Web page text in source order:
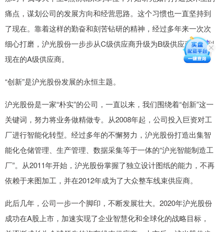
痛点，谋划公司的发展方向和经营思路。这个习惯也一直坚持到
了现在。靠着这样的勤奋和刻苦钻研的精神，经过多年来一次次
细心打磨，沪光股份一步步从C级供应商升级为B级供应商，再到
现在的A级供应商。
“创新”是沪光股份发展的永恒主题。
沪光股份是一家“朴实”的公司，一直以来，我们围绕着“创新”这一
关键词，努力将业务做精做专。从2008年起，公司投入巨资对工
厂进行智能化转型。经过多年的不懈努力，沪光股份打造出集智
能化仓储管理、生产管理、数据采集等于一体的“沪光智能制造工
厂”。从2011年开始，沪光股份掌握了独立设计图纸的能力，不再
依赖于来图加工，并在2012年成为了大众整车线束供应商。
此后几年，公司一步一个脚印，不断发展壮大。2020年沪光股份
成功在A股上市，加速实现了企业智慧化和全球化的战略目标，